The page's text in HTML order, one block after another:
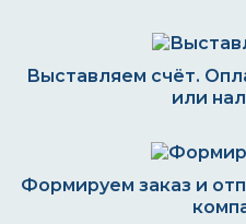
Выставляем счёт.
или
Формируем заказ и